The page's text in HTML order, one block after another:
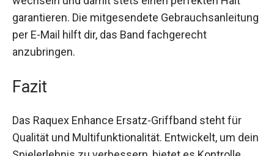
Schläger wechseln und damit stets einen
perfekten Halt garantieren. Die mitgesendete
Gebrauchsanleitung per E-Mail hilft dir, das Band
fachgerecht anzubringen.
Fazit
Das Raquex Enhance Ersatz-Griffband steht für
Qualität und Multifunktionalität. Entwickelt, um